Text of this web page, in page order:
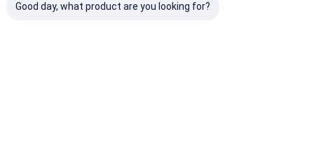
Good day, what product are you looking for?